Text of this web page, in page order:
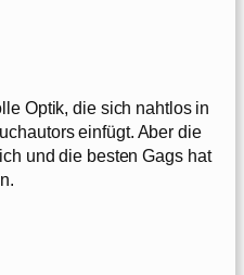
Optik, die sich nahtlos in
einfügt. Aber die
und die besten Gags hat